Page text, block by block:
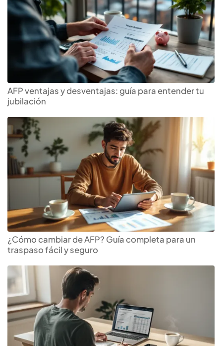
AFP ventajas y desventajas: guía para entender tu
jubilación
¿Cómo cambiar de AFP? Guía completa para un
traspaso fácil y seguro